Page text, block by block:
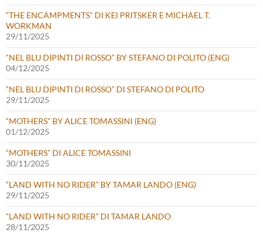
“THE ENCAMPMENTS” DI KEI PRITSKER E MICHAEL T.
WORKMAN
29/11/2025
“NEL BLU DIPINTI DI ROSSO” BY STEFANO DI POLITO (ENG)
04/12/2025
“NEL BLU DIPINTI DI ROSSO” DI STEFANO DI POLITO
29/11/2025
“MOTHERS” BY ALICE TOMASSINI (ENG)
01/12/2025
“MOTHERS” DI ALICE TOMASSINI
30/11/2025
“LAND WITH NO RIDER” BY TAMAR LANDO (ENG)
29/11/2025
“LAND WITH NO RIDER” DI TAMAR LANDO
28/11/2025